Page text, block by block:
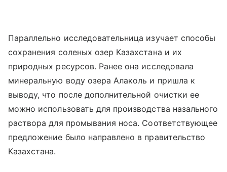
Параллельно исследовательница изучает способы
сохранения соленых озер Казахстана и их
природных ресурсов. Ранее она исследовала
минеральную воду озера Алаколь и пришла к
выводу, что после дополнительной очистки ее
можно использовать для производства назального
раствора для промывания носа. Соответствующее
предложение было направлено в правительство
Казахстана.